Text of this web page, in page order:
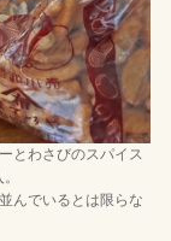
とわさびのスパイス
んでいるとは限らな